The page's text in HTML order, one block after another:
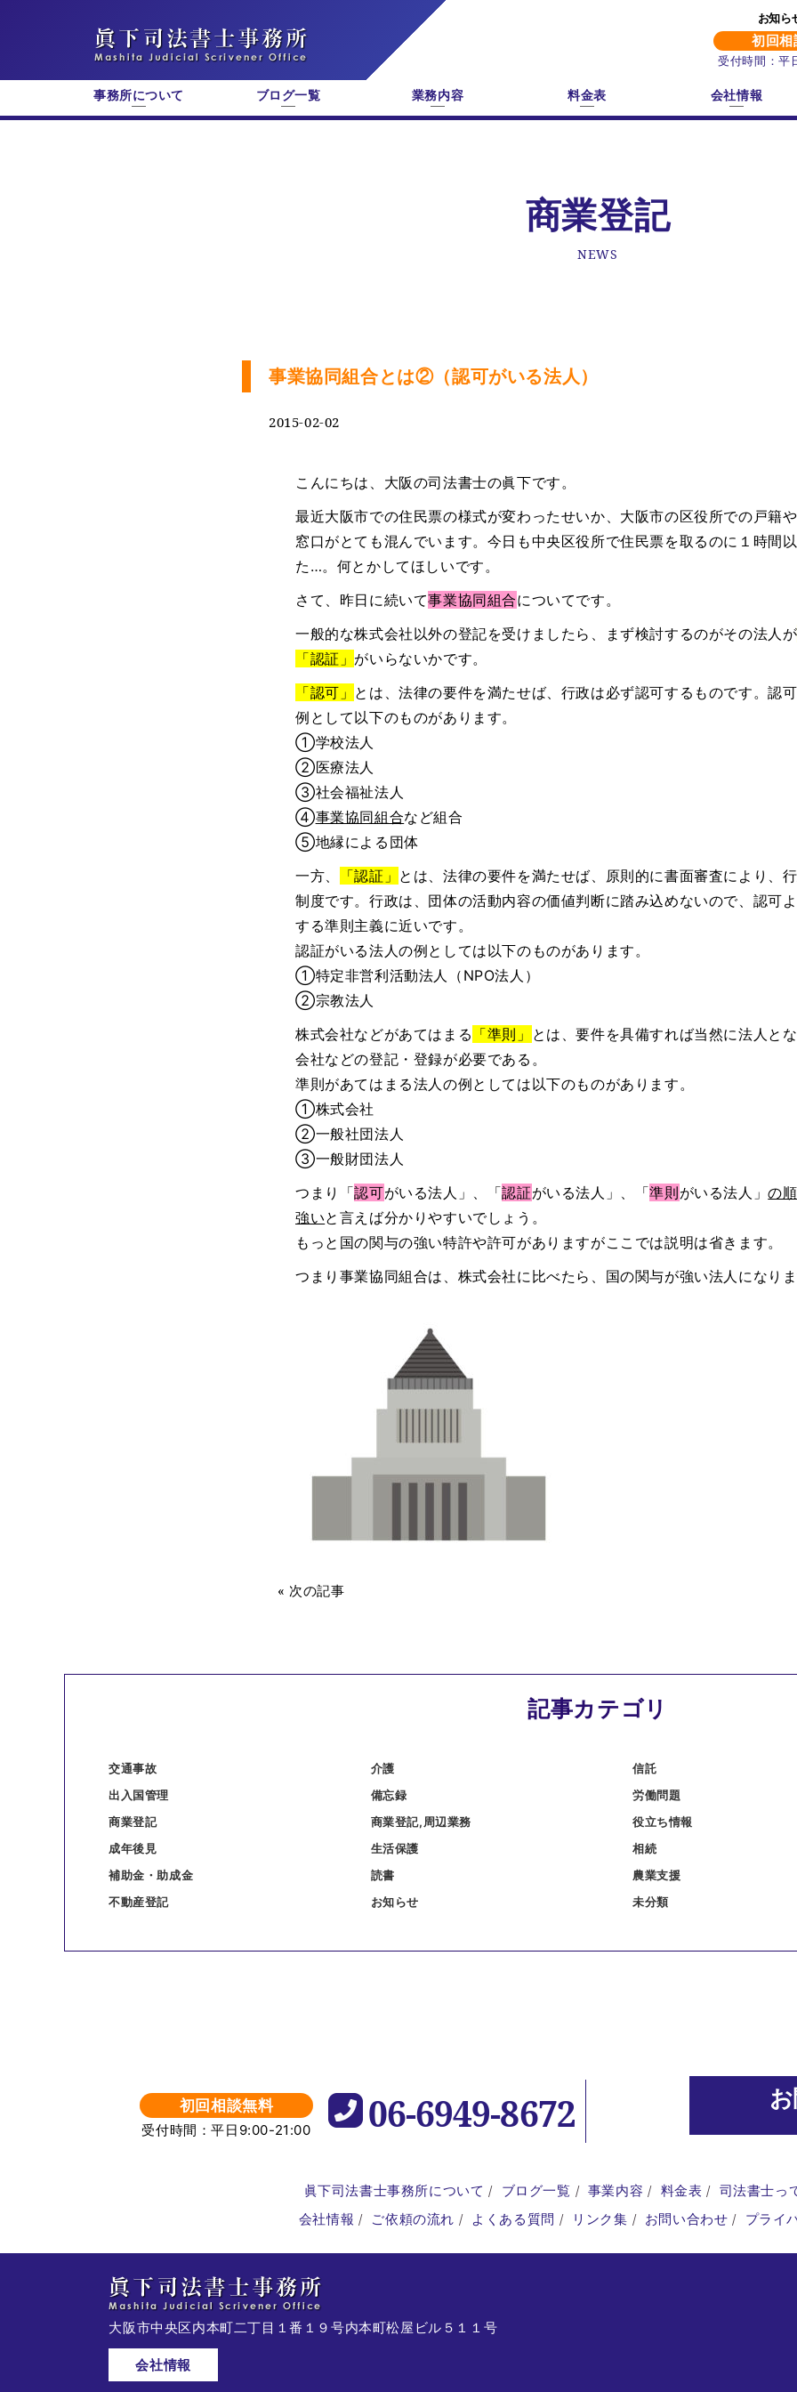
お知ら
初回相
受付時間：
事務所について ブログ一覧 業務内容 料金表 会社情報
商業登記
NEWS
事業協同組合とは②（認可がいる法人）
2015-02-02
こんにちは、大阪の司法書士の眞下です。
最近大阪市での住民票の様式が変わったせいか、大阪市の区役所での戸籍
窓口がとても混んでいます。今日も中央区役所で住民票を取るのに１時間
た…。何とかしてほしいです。
さて、昨日に続いて事業協同組合についてです。
一般的な株式会社以外の登記を受けましたら、まず検討するのがその法人が
「認証」 がいらないかです。
「認可」 とは、法律の要件を満たせば、行政は必ず認可するものです。認
例として以下のものがあります。
①学校法人
②医療法人
③社会福祉法人
④事業協同組合など組合
⑤地縁による団体
一方、
「認証」 とは、法律の要件を満たせば、原則的に書面審査により、
制度です。行政は、団体の活動内容の価値判断に踏み込めないので、認可
する準則主義に近いです。
認証がいる法人の例としては以下のものがあります。
①特定非営利活動法人（NPO法人）
②宗教法人
株式会社などがあてはまる 「準則」 とは、要件を具備すれば当然に法人と
会社などの登記・登録が必要である。
準則があてはまる法人の例としては以下のものがあります。
①株式会社
②一般社団法人
③一般財団法人
つまり「認可がいる法人」、「認証がいる法人」、「準則がいる法人」の
強いと言えば分かりやすいでしょう。
もっと国の関与の強い特許や許可がありますがここでは説明は省きます。
つまり事業協同組合は、株式会社に比べたら、国の関与が強い法人になりま
« 次の記事
記事カテゴリ
交通事故 介護 信託
出入国管理
備忘録 労働問題
商業登記
商業登記,周辺業務 役立ち情報
成年後見
生活保護 相続
補助金・助成金
読書 農業支援
不動産登記
お知らせ 未分類
初回相談無料
受付時間：平日9:00-21:00 06-6949-8672
眞下司法書士事務所について ブログ一覧 事業内容 料金表
司法書士っ
会社情報
ご依頼の流れ よくある質問 リンク集 お問い合わせ プライ
大阪市中央区内本町二丁目１番１９号内本町松屋ビル５１１号
会社情報